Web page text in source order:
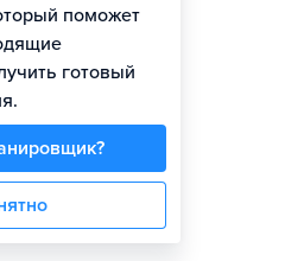
поможет
готовый